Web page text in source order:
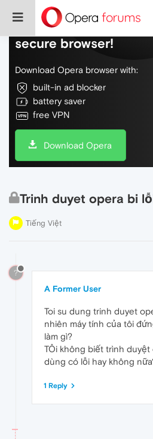
Do more on the web,
secure browser!
Download Opera browser with:
built-in ad blocker
battery saver
free VPN
Download Opera
Trinh duyet opera bi
Tiếng Việt
?
A Former User
Toi su dung trinh duyet
nhiên máy tính của tôi
làm gì?
TÔi không biết trình duyệt
dùng có lỗi hay không
1 Reply